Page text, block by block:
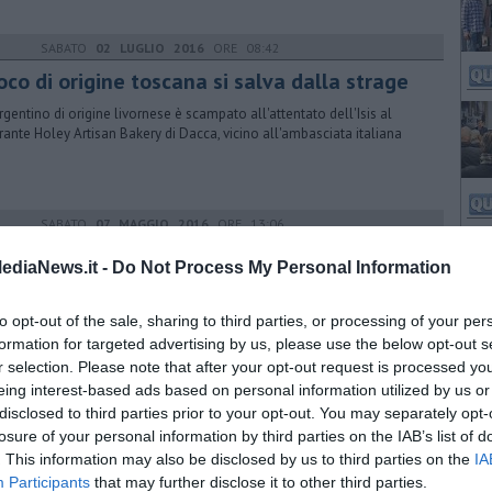
- Do Not Process My Personal Information
opt-out of the sale, sharing to third parties, or processing of your
for targeted advertising by us, please use the below opt-out
selection. Please note that after your opt-out request is processed
interest-based ads based on personal information utilized by us
to third parties prior to your opt-out. You may separately
of your personal information by third parties on the IAB’s list of
This information may also be disclosed by us to third parties on the
Participants that may further disclose it to other third parties.
SABATO 02 LUGLIO 2016 ORE 08:42
di origine toscana si salva dalla strage
di origine livornese è scampato all'attentato dell'Isis al
Holey Artisan Bakery di Dacca, vicino all'ambasciata italiana
SABATO07 MAGGIO 2016ORE 13:06
Nobel per la pace Yunus a Pistoia
MERCOLEDÌ09 AGOSTO 2017 ORE 18:30
un bimbo e gli abbassa il costume
di 38 anni è stato arrestato dai carabinieri per il reato di
sessuale. Il grave fatto è avvenuto in spiaggia. E' già libero